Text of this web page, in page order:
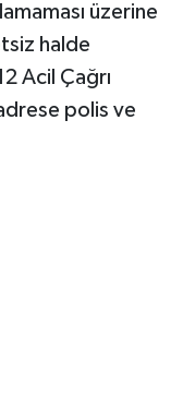
üzerine
halde
Acil Çağrı
polis ve